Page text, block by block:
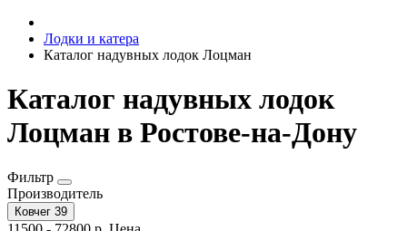
Лодки и катера
Каталог надувных лодок Лоцман
Каталог надувных лодок
Лоцман в Ростове-на-Дону
Фильтр
Производитель
Ковчег 39